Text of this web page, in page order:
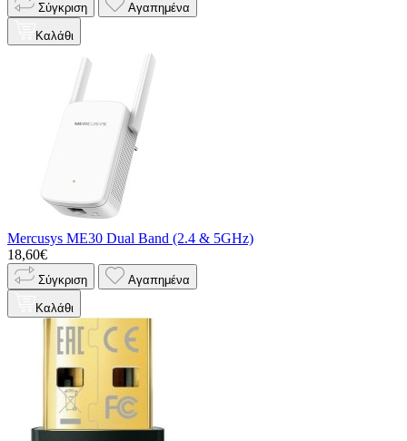
Σύγκριση Αγαπημένα
Καλάθι
Mercusys ME30 Dual Band (2.4 & 5GHz)
18,60€
Σύγκριση Αγαπημένα
Καλάθι